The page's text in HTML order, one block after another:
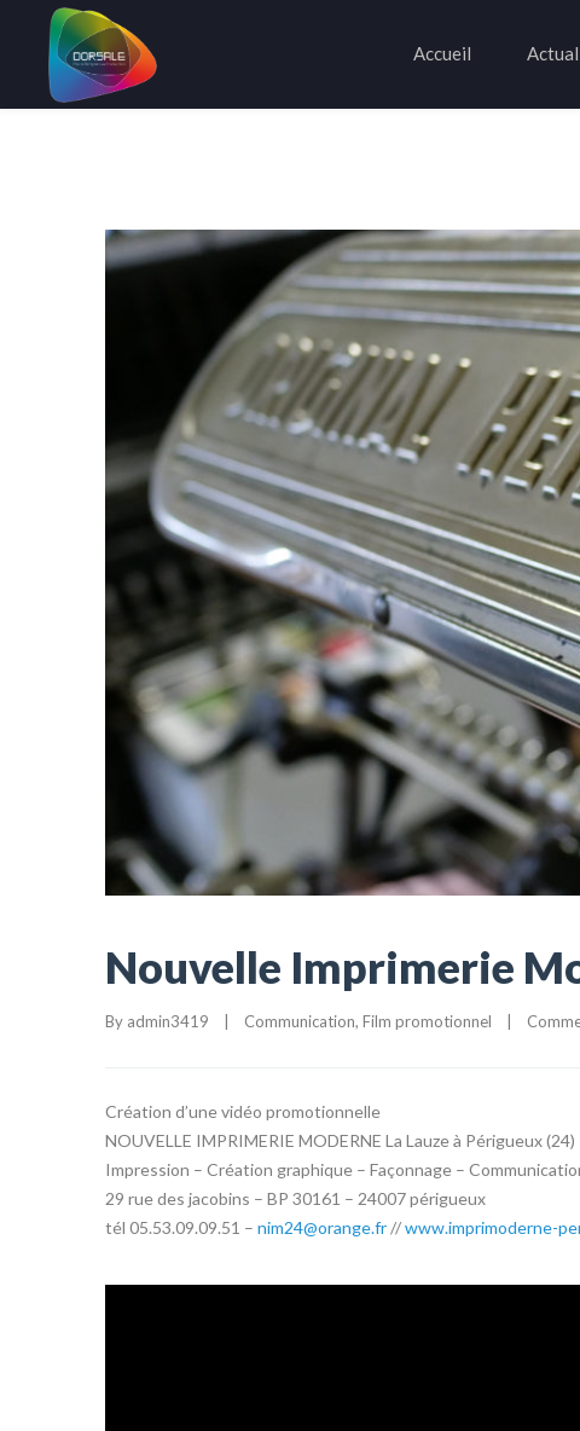
Accueil
Nouvelle Imprimerie
By admin3419 Communication, Film promotionnel
Création d’une vidéo promotionnelle
NOUVELLE IMPRIMERIE MODERNE La Lauze à Périgueux (24)
Impression – Création graphique – Façonnage –
29 rue des jacobins – BP 30161 – 24007 périgueux
tél 05.53.09.09.51 – nim24@orange.fr//www.imprimoderne-